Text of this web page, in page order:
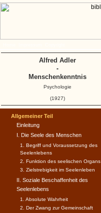
Allgemeiner Teil
Einleitung
I. Die Seele des Menschen
1. Begriff und Voraussetzung des
Seelenlebens
2. Funktion des seelischen Organs
3. Zielstrebigkeit im Seelenleben
II. Soziale Beschaffenheit des
Seelenlebens
1. Absolute Wahrheit
2. Der Zwang zur Gemeinschaft
Alfred Adler
-
Menschenkenntnis
Psychologie
(1927)